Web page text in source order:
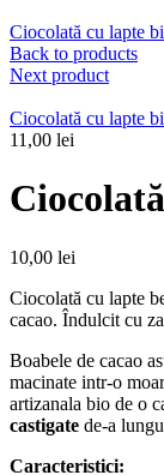
Ciocolată cu lapte
Back to products
Next product
Ciocolată cu lapte
11,00 lei
10,00 lei
Ciocolată cu lapte
cacao. Îndulcit cu
Boabele de cacao
macinate intr-o
artizanala bio de o
castigate de-a
Caracteristici: